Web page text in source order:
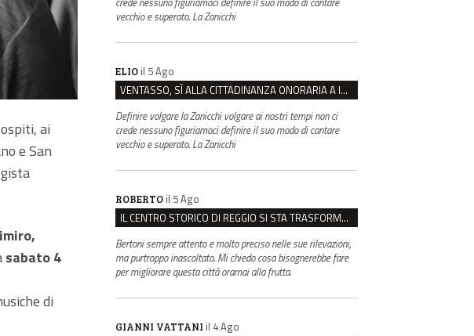
ai
e San
sabato 4
di
vecchio e superato. La Zanicchi
ELIO il 5 Ago
VENTASSO, SÌ ALLA CITTADINANZA ONORARIA A IVA ZANICCHI. MA BARGIACCHI: “È DI PESSIMO GUSTO”
Definire volgare la Zanicchi volgare ai nostri tempi non ci
crede nessuno figuriamoci definire il suo modo di cantare
vecchio e superato. La Zanicchi
ROBERTO il 5 Ago
IL CENTRO STORICO DI REGGIO SI STA TRASFORMANDO, E NON IN MEGLIO
Bertoni sempre attento e molto preciso nelle sue rilevazioni,
ma purtroppo inascoltato. Mi chiedo cosa bisognerebbe fare
per migliorare questa città oramai alla frutta.
GIANNI VATTANI il 4 Ago